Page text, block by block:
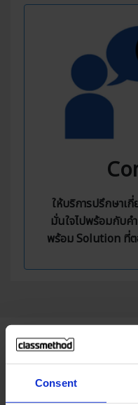
Consent
ให้บริการปรึกษาเ
มั่นใจไปพร้อมกับค
พร้อม Solution ที่ต